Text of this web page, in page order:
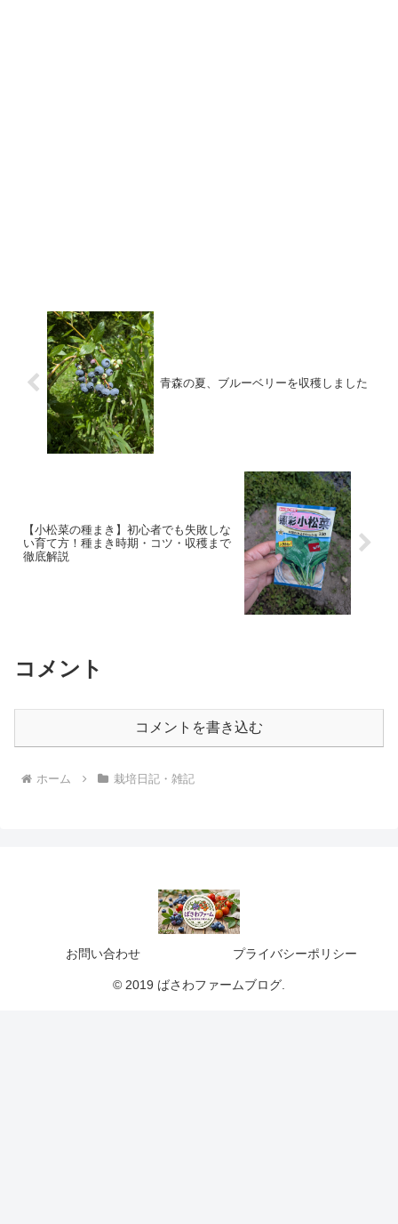
青森の夏、ブルーベリーを収穫しました
【小松菜の種まき】初心者でも失敗しな
い育て方！種まき時期・コツ・収穫まで
徹底解説
コメント
コメントを書き込む
ホーム 栽培日記・雑記
お問い合わせ プライバシーポリシー
© 2019 ばさわファームブログ.